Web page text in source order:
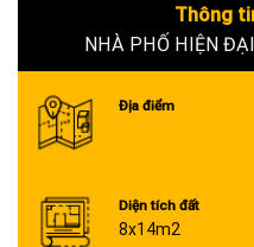
Thông
NHÀ PHỐ HIỆN
Địa điểm
Diện tích đất
8x14m2